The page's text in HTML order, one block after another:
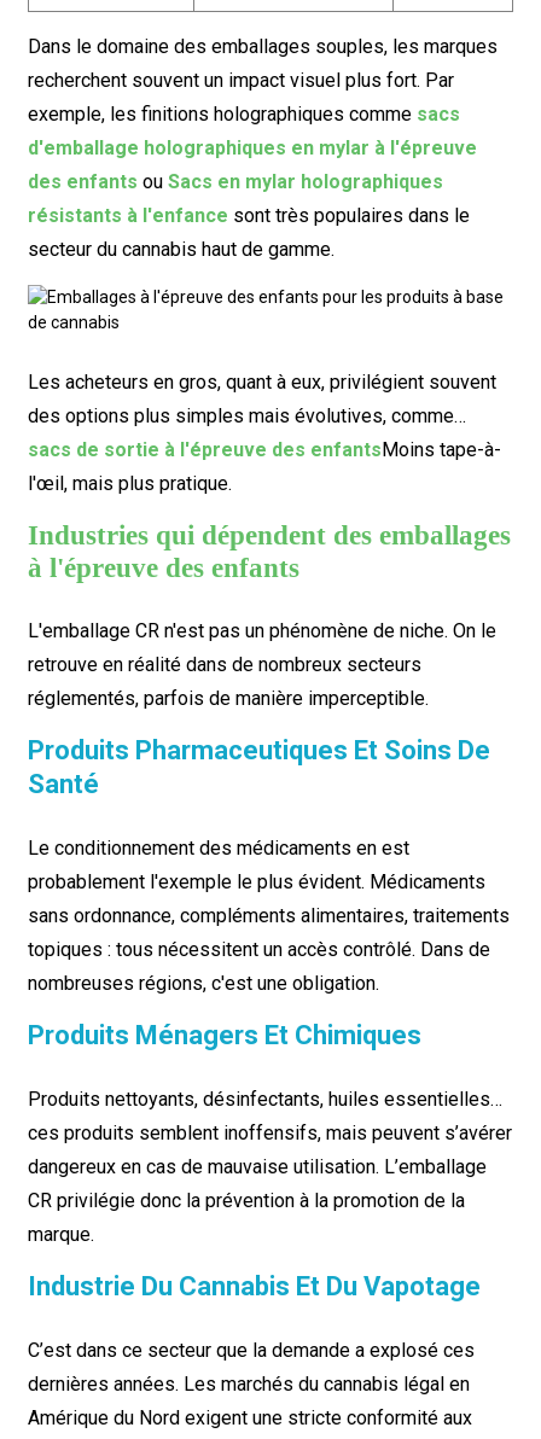
Dans le domaine des emballages souples, les marques
recherchent souvent un impact visuel plus fort. Par
exemple, les finitions holographiques comme sacs
d'emballage holographiques en mylar à l'épreuve
des enfants ou Sacs en mylar holographiques
résistants à l'enfance sont très populaires dans le
secteur du cannabis haut de gamme.
Les acheteurs en gros, quant à eux, privilégient souvent
des options plus simples mais évolutives, comme…
sacs de sortie à l'épreuve des enfantsMoins tape-à-
l'œil, mais plus pratique.
Industries qui dépendent des emballages
à l'épreuve des enfants
L'emballage CR n'est pas un phénomène de niche. On le
retrouve en réalité dans de nombreux secteurs
réglementés, parfois de manière imperceptible.
Produits Pharmaceutiques Et Soins De
Santé
Le conditionnement des médicaments en est
probablement l'exemple le plus évident. Médicaments
sans ordonnance, compléments alimentaires, traitements
topiques : tous nécessitent un accès contrôlé. Dans de
nombreuses régions, c'est une obligation.
Produits Ménagers Et Chimiques
Produits nettoyants, désinfectants, huiles essentielles…
ces produits semblent inoffensifs, mais peuvent s’avérer
dangereux en cas de mauvaise utilisation. L’emballage
CR privilégie donc la prévention à la promotion de la
marque.
Industrie Du Cannabis Et Du Vapotage
C’est dans ce secteur que la demande a explosé ces
dernières années. Les marchés du cannabis légal en
Amérique du Nord exigent une stricte conformité aux